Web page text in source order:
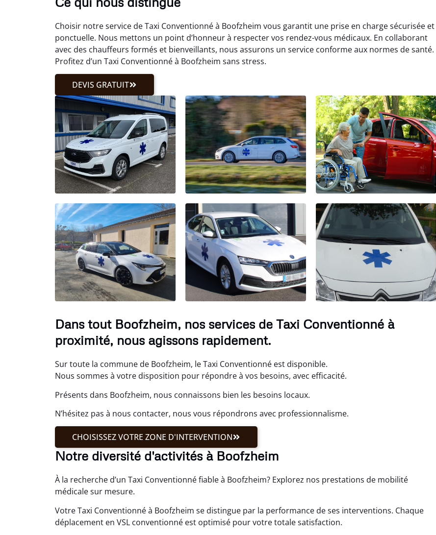
Choisir notre service de Taxi Conventionné à Boofzheim vous garantit une prise en charge sécurisée et
ponctuelle. Nous mettons un point d’honneur à respecter vos rendez-vous médicaux. En collaborant
avec des chauffeurs formés et bienveillants, nous assurons un service conforme aux normes de santé.
Profitez d’un Taxi Conventionné à Boofzheim sans stress.
DEVIS GRATUIT
Dans tout Boofzheim, nos services de Taxi Conventionné à
proximité, nous agissons rapidement.
Sur toute la commune de Boofzheim, le Taxi Conventionné est disponible.
Nous sommes à votre disposition pour répondre à vos besoins, avec efficacité.
Présents dans Boofzheim, nous connaissons bien les besoins locaux.
N’hésitez pas à nous contacter, nous vous répondrons avec professionnalisme.
CHOISISSEZ VOTRE ZONE D'INTERVENTION
Notre diversité d'activités à Boofzheim
À la recherche d’un Taxi Conventionné fiable à Boofzheim? Explorez nos prestations de mobilité
médicale sur mesure.
Votre Taxi Conventionné à Boofzheim se distingue par la performance de ses interventions. Chaque
déplacement en VSL conventionné est optimisé pour votre totale satisfaction.